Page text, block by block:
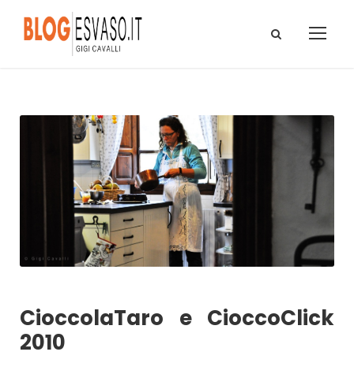
CioccolaTaro e CioccoClick
2010